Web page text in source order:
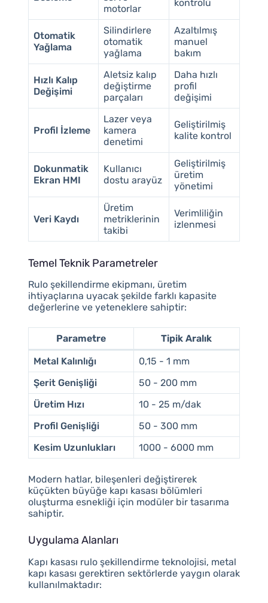
motorlar
kontrolü
Otomatik
Yağlama
Silindirlere
otomatik
yağlama
Azaltılmış
manuel
bakım
Hızlı Kalıp
Değişimi
Aletsiz kalıp
değiştirme
parçaları
Daha hızlı
profil
değişimi
Profil İzleme
Lazer veya
kamera
denetimi
Geliştirilmiş
kalite kontrol
Dokunmatik
Ekran HMI
Kullanıcı
dostu arayüz
Geliştirilmiş
üretim
yönetimi
Veri Kaydı
Üretim
metriklerinin
takibi
Verimliliğin
izlenmesi
Temel Teknik Parametreler
Rulo şekillendirme ekipmanı, üretim
ihtiyaçlarına uyacak şekilde farklı kapasite
değerlerine ve yeteneklere sahiptir:
Parametre
Tipik Aralık
Metal Kalınlığı
0,15 - 1 mm
Şerit Genişliği
50 - 200 mm
Üretim Hızı
10 - 25 m/dak
Profil Genişliği
50 - 300 mm
Kesim Uzunlukları
1000 - 6000 mm
Modern hatlar, bileşenleri değiştirerek
küçükten büyüğe kapı kasası bölümleri
oluşturma esnekliği için modüler bir tasarıma
sahiptir.
Uygulama Alanları
Kapı kasası rulo şekillendirme teknolojisi, metal
kapı kasası gerektiren sektörlerde yaygın olarak
kullanılmaktadır: